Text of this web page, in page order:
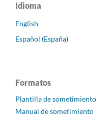
Idioma
English
Español (España)
Formatos
Plantilla de sometimiento
Manual de sometimiento